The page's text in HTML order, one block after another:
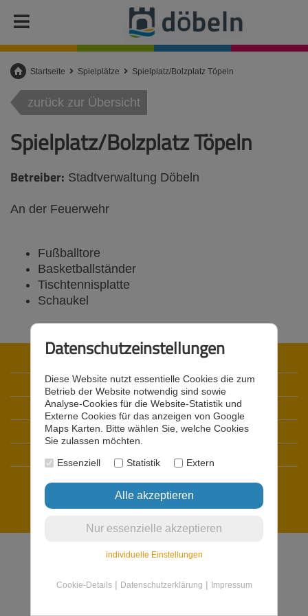
Startseite Spielplätze Spielplatz/Bolzplatz Töpeln
zurück zur Übersicht
Spielplatz/Bolzplatz Töpeln
Betreiber: Stadtverwaltung Döbeln
An der Feuerwehr
Fußballtore
Basketballständer
Tischtennisplatte
Schaukel
Datenschutz
Impressum
Kontakt
Datenschutzeinstellungen
Diese Website nutzt essentielle Cookies die zum
Betrieb der Website notwendig sind sowie
Analyse-Cookies für die Website-Statistik und
Externe Cookies für das anzeigen von Google
Maps Karten. Bitte wählen Sie, welche Cookies
Sie zulassen möchten.
Essenziell
Statistik Extern
individuelle Einstellungen
Cookie-Details| Datenschutzerklärung | Impressum